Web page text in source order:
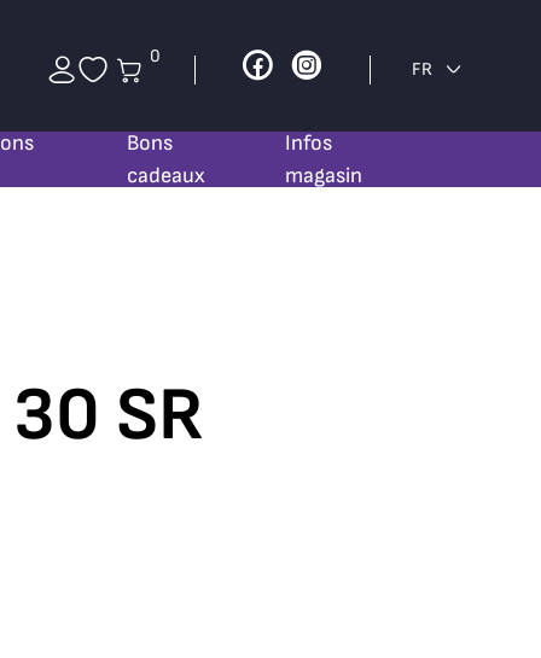
Bons
cadeaux
Infos
magasin
0 Facebook
Instagram
FR
SR